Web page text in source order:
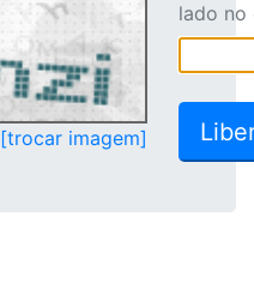
[trocar imagem]
lado no